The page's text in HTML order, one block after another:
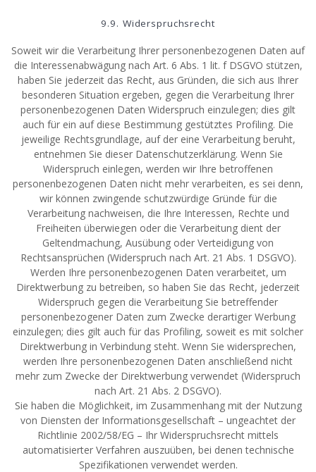
9.9. Widerspruchsrecht
Soweit wir die Verarbeitung Ihrer personenbezogenen Daten auf
die Interessenabwägung nach Art. 6 Abs. 1 lit. f DSGVO stützen,
haben Sie jederzeit das Recht, aus Gründen, die sich aus Ihrer
besonderen Situation ergeben, gegen die Verarbeitung Ihrer
personenbezogenen Daten Widerspruch einzulegen; dies gilt
auch für ein auf diese Bestimmung gestütztes Profiling. Die
jeweilige Rechtsgrundlage, auf der eine Verarbeitung beruht,
entnehmen Sie dieser Datenschutzerklärung. Wenn Sie
Widerspruch einlegen, werden wir Ihre betroffenen
personenbezogenen Daten nicht mehr verarbeiten, es sei denn,
wir können zwingende schutzwürdige Gründe für die
Verarbeitung nachweisen, die Ihre Interessen, Rechte und
Freiheiten überwiegen oder die Verarbeitung dient der
Geltendmachung, Ausübung oder Verteidigung von
Rechtsansprüchen (Widerspruch nach Art. 21 Abs. 1 DSGVO).
Werden Ihre personenbezogenen Daten verarbeitet, um
Direktwerbung zu betreiben, so haben Sie das Recht, jederzeit
Widerspruch gegen die Verarbeitung Sie betreffender
personenbezogener Daten zum Zwecke derartiger Werbung
einzulegen; dies gilt auch für das Profiling, soweit es mit solcher
Direktwerbung in Verbindung steht. Wenn Sie widersprechen,
werden Ihre personenbezogenen Daten anschließend nicht
mehr zum Zwecke der Direktwerbung verwendet (Widerspruch
nach Art. 21 Abs. 2 DSGVO).
Sie haben die Möglichkeit, im Zusammenhang mit der Nutzung
von Diensten der Informationsgesellschaft – ungeachtet der
Richtlinie 2002/58/EG – Ihr Widerspruchsrecht mittels
automatisierter Verfahren auszuüben, bei denen technische
Spezifikationen verwendet werden.